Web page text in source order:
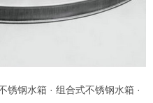
锈钢水箱 · 组合式不锈钢水箱 ·